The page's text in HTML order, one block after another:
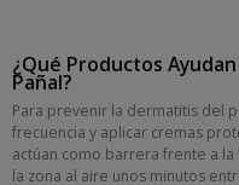
¿Qué Productos
Pañal?
Para prevenir la dermatitis del
frecuencia y aplicar cremas
actúan como barrera frente a
la zona al aire unos minutos